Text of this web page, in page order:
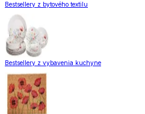
Bestsellery z bytového textilu
Bestsellery z vybavenia kuchyne